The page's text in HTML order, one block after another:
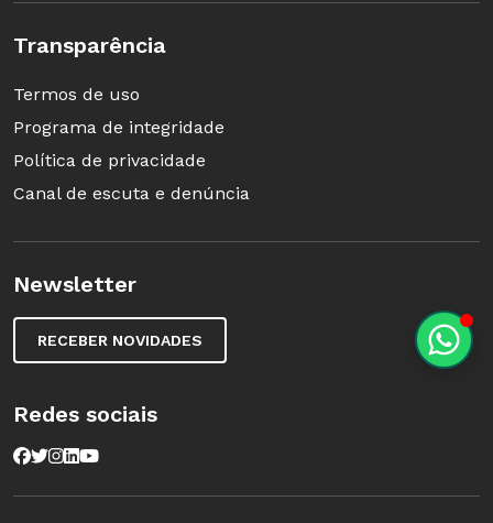
Transparência
Termos de uso
Programa de integridade
Política de privacidade
Canal de escuta e denúncia
Newsletter
RECEBER NOVIDADES
Redes sociais